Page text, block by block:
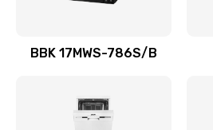
BBK 17MWS-786S/B